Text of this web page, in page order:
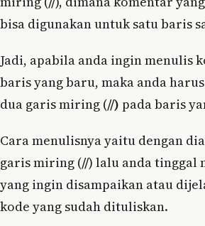
bisa digunakan untuk satu baris
Jadi, apabila anda ingin menulis
baris yang baru, maka anda
dua garis miring (//) pada baris
Cara menulisnya yaitu dengan
garis miring (//) lalu anda tinggal
yang ingin disampaikan atau
kode yang sudah dituliskan.